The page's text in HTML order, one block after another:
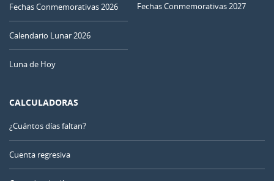
Fechas Conmemorativas 2026
Calendario Lunar 2026
Luna de Hoy
Fechas Conmemorativas 2027
CALCULADORAS
¿Cuántos días faltan?
Cuenta regresiva
Contador de días